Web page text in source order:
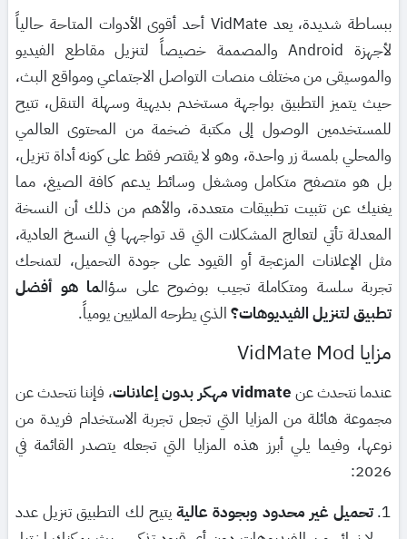
ببساطة شديدة، يعد VidMate أحد أقوى الأدوات المتاحة حالياً
لأجهزة Android والمصممة خصيصاً لتنزيل مقاطع الفيديو
والموسيقى من مختلف منصات التواصل الاجتماعي ومواقع البث،
حيث يتميز التطبيق بواجهة مستخدم بديهية وسهلة التنقل، تتيح
للمستخدمين الوصول إلى مكتبة ضخمة من المحتوى العالمي
والمحلي بلمسة زر واحدة، وهو لا يقتصر فقط على كونه أداة تنزيل،
بل هو متصفح متكامل ومشغل وسائط يدعم كافة الصيغ، مما
يغنيك عن تثبيت تطبيقات متعددة، والأهم من ذلك أن النسخة
المعدلة تأتي لتعالج المشكلات التي قد تواجهها في النسخ العادية،
مثل الإعلانات المزعجة أو القيود على جودة التحميل، لتمنحك
تجربة سلسة ومتكاملة تجيب بوضوح على سؤالما هو أفضل
تطبيق لتنزيل الفيديوهات؟ الذي يطرحه الملايين يومياً.
مزايا VidMate Mod
عندما نتحدث عن vidmate مهكر بدون إعلانات
، فإننا نتحدث عن
مجموعة هائلة من المزايا التي تجعل تجربة الاستخدام فريدة من
نوعها، وفيما يلي أبرز هذه المزايا التي تجعله يتصدر القائمة في
2026:
تحميل غير محدود وبجودة عاليةيتيح لك التطبيق تنزيل عدد